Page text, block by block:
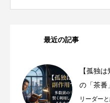
最近の記事
【孤独
の「茶番
リーダー